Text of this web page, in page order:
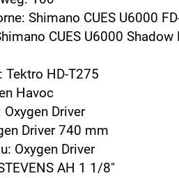
Shimano CUES U6000
CUES U6000 Shadow
Tektro HD-T275
Havoc
Driver
Driver 740 mm
Oxygen Driver
AH 1 1/8"